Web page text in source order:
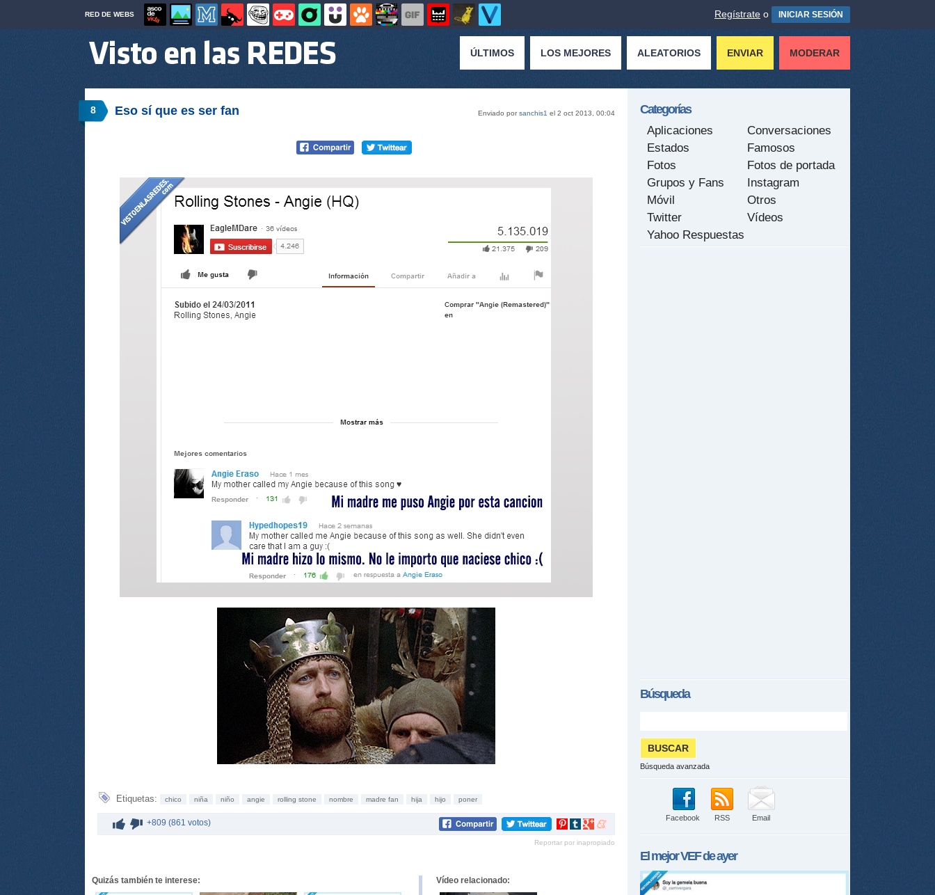
RED DE WEBS Regístrate o INICIAR SESIÓN
ÚLTIMOS LOS MEJORES ALEATORIOS ENVIAR MODERAR
8 Enviado porsanchis1 el 2 oct 2013, 00:04
Eso sí que es ser fan
Etiquetas: chico niña niño angie rolling stone nombre madre fan hija hijo poner
+809 (861 votos)
Compartir
Pinterest
Compartir
tumblr
Compartir
Google+
Compartir
meneame
Reportar por inapropiado
Quizás también te interese: Vídeo relacionado:
Categorías
Aplicaciones
Conversaciones
Estados
Famosos
Fotos
Fotos de portada
Grupos y Fans
Instagram
Móvil
Otros
Twitter
Vídeos
Yahoo Respuestas
Búsqueda
Búsqueda avanzada
Facebook RSS Email
El mejorVEFde ayer